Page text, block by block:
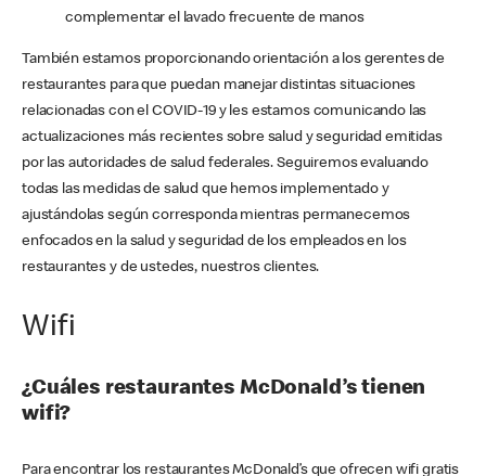
complementar el lavado frecuente de manos
También estamos proporcionando orientación a los gerentes de
restaurantes para que puedan manejar distintas situaciones
relacionadas con el COVID-19 y les estamos comunicando las
actualizaciones más recientes sobre salud y seguridad emitidas
por las autoridades de salud federales. Seguiremos evaluando
todas las medidas de salud que hemos implementado y
ajustándolas según corresponda mientras permanecemos
enfocados en la salud y seguridad de los empleados en los
restaurantes y de ustedes, nuestros clientes.
Wifi
¿Cuáles restaurantes McDonald’s tienen
wifi?
Para encontrar los restaurantes McDonald’s que ofrecen wifi gratis